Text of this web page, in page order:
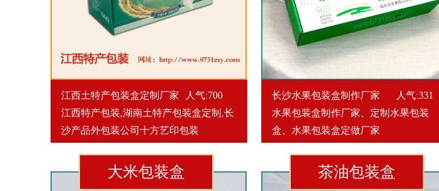
江西土特产包装盒定制厂家
人气:700
江西特产包装,湖南土特产包装盒定制,长
沙产品外包装公司十方艺印包装
长沙水果包装盒制作厂家
人气:331
水果包装盒制作厂家、定制水果包装
盒、水果包装盒定做厂家
大米包装盒 茶油包装盒